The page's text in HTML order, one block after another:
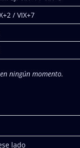
/ VIX+7
ningún momento.
lado